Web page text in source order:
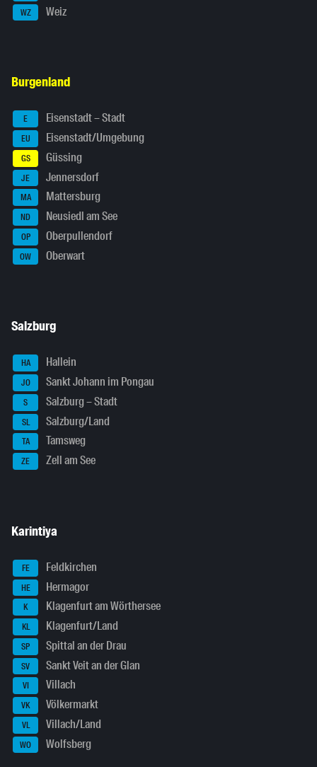
WZ Weiz
Burgenland
E Eisenstadt – Stadt
EU Eisenstadt/Umgebung
GS Güssing
JE Jennersdorf
MA Mattersburg
ND Neusiedl am See
OP Oberpullendorf
OW Oberwart
Salzburg
HA Hallein
JO Sankt Johann im Pongau
S Salzburg – Stadt
SL Salzburg/Land
TA Tamsweg
ZE Zell am See
Karintiya
FE Feldkirchen
HE Hermagor
K Klagenfurt am Wörthersee
KL Klagenfurt/Land
SP Spittal an der Drau
SV Sankt Veit an der Glan
VI Villach
VK Völkermarkt
VL Villach/Land
WO Wolfsberg